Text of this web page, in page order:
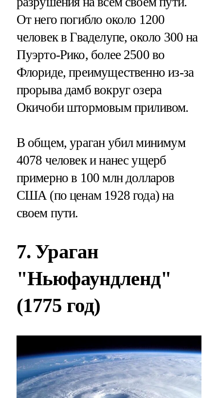
От него погибло около 1200
человек в Гваделупе, около 300 на
Пуэрто-Рико, более 2500 во
Флориде, преимущественно из-за
прорыва дамб вокруг озера
Окичоби штормовым приливом.
В общем, ураган убил минимум
4078 человек и нанес ущерб
примерно в 100 млн долларов
США (по ценам 1928 года) на
своем пути.
7. Ураган
"Ньюфаундленд"
(1775 год)